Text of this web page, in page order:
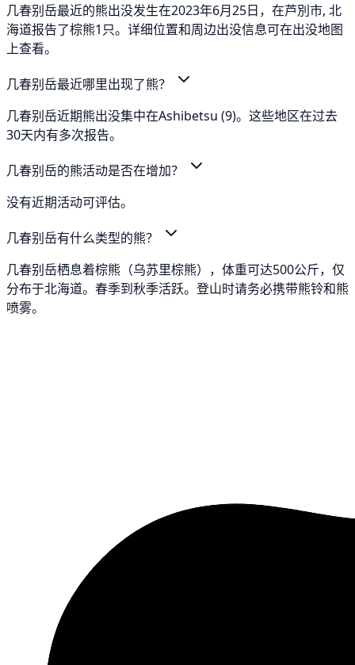
几春别岳最近的熊出没发生在2023年6月25日，在芦別市, 北
海道报告了棕熊1只。详细位置和周边出没信息可在出没地图
上查看。
几春别岳最近哪里出现了熊？
几春别岳近期熊出没集中在Ashibetsu (9)。这些地区在过去
30天内有多次报告。
几春别岳的熊活动是否在增加？
没有近期活动可评估。
几春别岳有什么类型的熊？
几春别岳栖息着棕熊（乌苏里棕熊），体重可达500公斤，仅
分布于北海道。春季到秋季活跃。登山时请务必携带熊铃和熊
喷雾。